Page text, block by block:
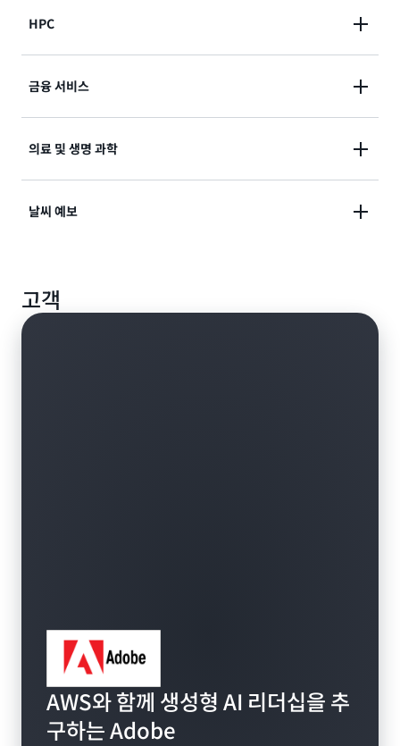
AWS 백업, AWS ParallelCluster, Amazon
CloudWatch 및 IAM을 비롯한 AWS 서비스와 통합됩
니다.
클라우드에서 가장 빠른 GPU 인스턴스 스토리지로 ML
HPC
초당 테라바이트의 처리량과 수백만 IOPS를 제공하여
금융 서비스
대규모 재무 데이터 세트를 고속으로 처리하여 정량 분
의료 및 생명 과학
HCLS 워크플로우용으로 설계된 고성능 스토리지로 유
날씨 예보
한 날씨 예측 기능을 제공합니다.
고객
AWS와 함께 생성형 AI 리더십을 추
구하는 Adobe